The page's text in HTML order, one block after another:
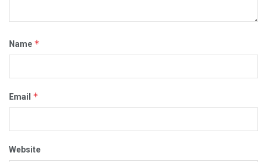
Name *
Email *
Website